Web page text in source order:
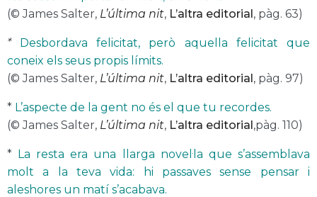
(© James Salter, L’última nit, L’altra editorial, pàg. 63)
* Desbordava felicitat, però aquella felicitat que
coneix els seus propis límits.
(© James Salter, L’última nit, L’altra editorial, pàg. 97)
* L’aspecte de la gent no és el que tu recordes.
(© James Salter, L’última nit, L’altra editorial,pàg. 110)
* La resta era una llarga novel·la que s’assemblava
molt a la teva vida: hi passaves sense pensar i
aleshores un matí s’acabava.